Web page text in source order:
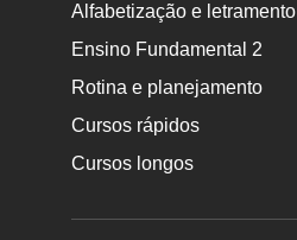
Alfabetização e letramento
Ensino Fundamental 2
Rotina e planejamento
Cursos rápidos
Cursos longos